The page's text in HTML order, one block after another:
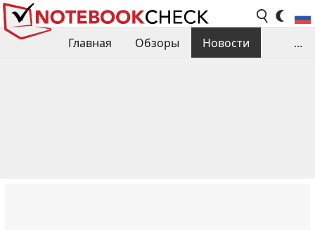
Главная Обзоры
Новости
...